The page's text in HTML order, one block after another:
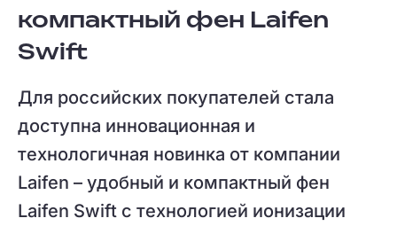
компактный фен Laifen
Swift
Для российских покупателей стала
доступна инновационная и
технологичная новинка от компании
Laifen – удобный и компактный фен
Laifen Swift с технологией ионизации